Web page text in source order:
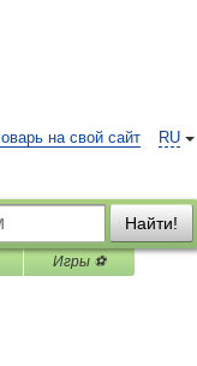
RU
на свой сайт
Найти!
Игры ⚽